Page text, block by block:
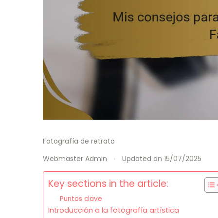
Fotografía de retrato
Webmaster Admin
Updated on 15/07/2025
Key sections in the article:
Puntos clave
Introducción a la fotografía artística